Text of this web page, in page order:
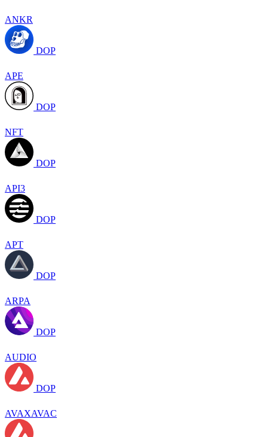
ANKR
DOP
APE
DOP
NFT
DOP
API3
DOP
APT
DOP
ARPA
DOP
AUDIO
DOP
AVAXAVAC